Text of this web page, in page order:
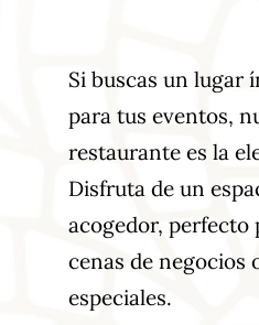
Si buscas un lugar
para tus eventos,
restaurante es la
Disfruta de un
acogedor, perfecto
cenas de negocios
especiales.